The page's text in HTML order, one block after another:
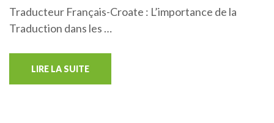
Traducteur Français-Croate : L’importance de la
Traduction dans les …
LIRE LA SUITE